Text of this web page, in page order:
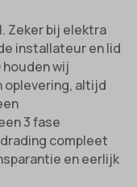
Zeker bij elektra
installateur en lid
houden wij
oplevering, altijd
3 fase
compleet
en eerlijk